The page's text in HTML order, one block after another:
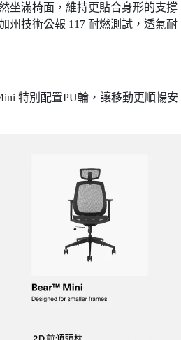
坐滿椅面，維持更貼合身形的支撐
州技術公報 117 耐燃測試，透氣耐
特別配置PU輪，讓移動更順暢安